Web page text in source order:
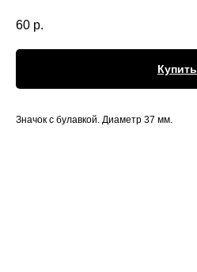
60 р.
Купить
Значок с булавкой. Диаметр 37 мм.